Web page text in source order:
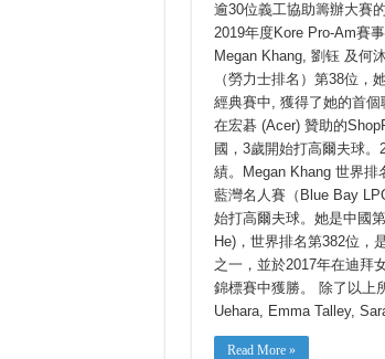
逾30位義工協助籌辦大賽
2019年度Kore Pro-Am賽
Megan Khang, 劉钰 及何
（勞力士排名）第38位，
經典賽中, 獲得了她的首
在宏碁 (Acer) 贊助的
國，3歲開始打高爾夫球
績。Megan Khang 世界排
藍灣名人賽（Blue Bay
始打高爾夫球。她是中國
He)，世界排名第382位，
之一，並於2017年在迪拜
錦標賽中獲勝。 除了以上
Uehara, Emma Talley,
Read More »